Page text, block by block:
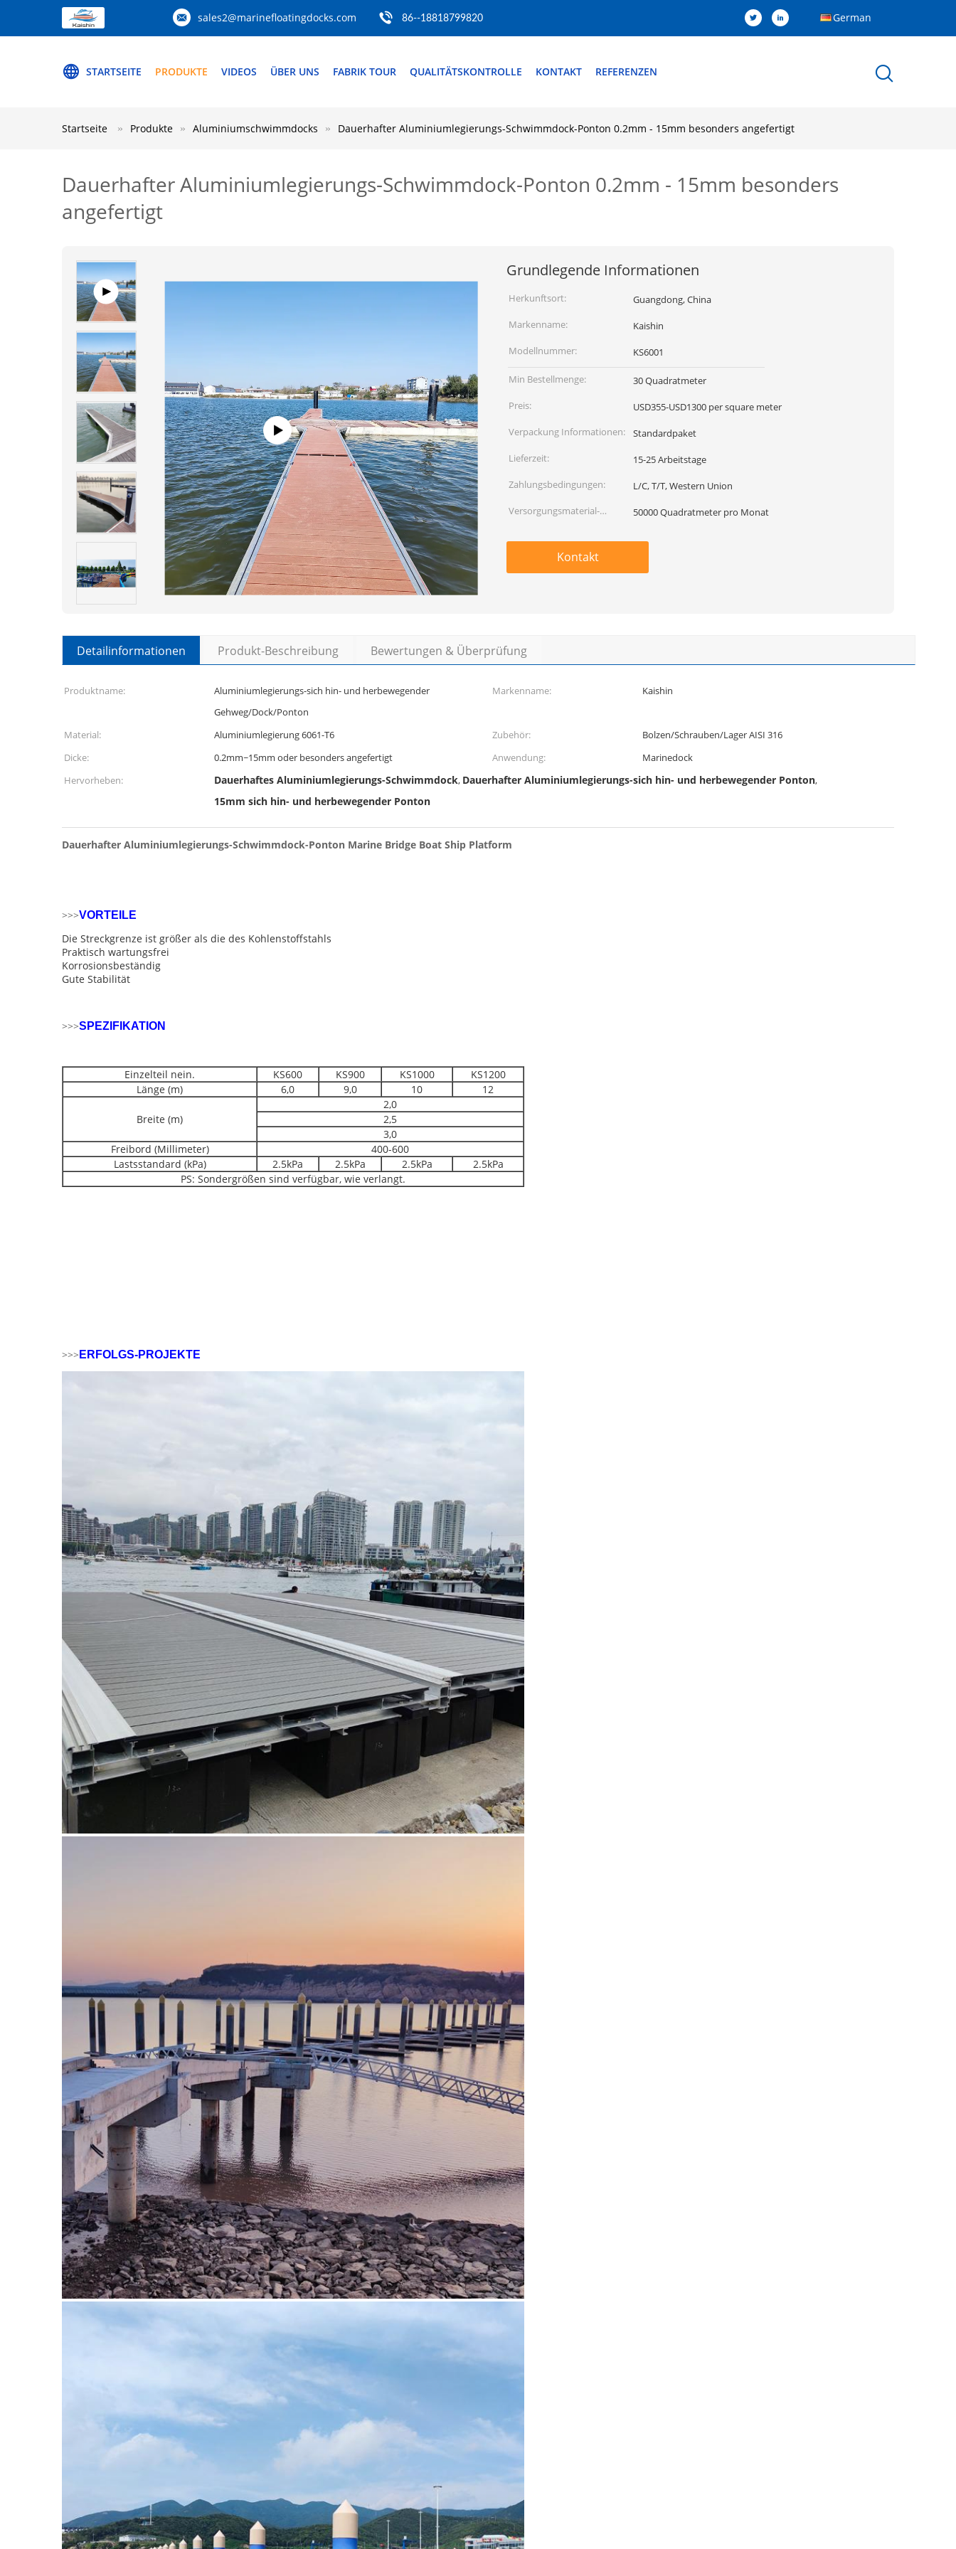
sales2@marinefloatingdocks.com 86--18818799820 German
STARTSEITE PRODUKTE VIDEOS ÜBER UNS FABRIK TOUR QUALITÄTSKONTROLLE KONTAKT REFERENZEN
Startseite Produkte Aluminiumschwimmdocks Dauerhafter Aluminiumlegierungs-Schwimmdock-Ponton 0.2mm - 15mm besonders angefertigt
Dauerhafter Aluminiumlegierungs-Schwimmdock-Ponton 0.2mm - 15mm besonders
angefertigt
Grundlegende Informationen
Herkunftsort:
Guangdong, China
Markenname:
Kaishin
Modellnummer:
KS6001
Min Bestellmenge:
30 Quadratmeter
Preis:
USD355-USD1300 per square meter
Verpackung Informationen:
Standardpaket
Lieferzeit:
15-25 Arbeitstage
Zahlungsbedingungen:
L/C, T/T, Western Union
Versorgungsmaterial-
50000 Quadratmeter pro Monat
Kontakt
Detailinformationen Produkt-Beschreibung Bewertungen & Überprüfung
Produktname:
Aluminiumlegierungs-sich hin- und herbewegender
Gehweg/Dock/Ponton
Markenname: Kaishin
Material: Aluminiumlegierung 6061-T6 Zubehör:
Bolzen/Schrauben/Lager AISI 316
Dicke:
0.2mm~15mm oder besonders angefertigt Anwendung:
Marinedock
Hervorheben:
Dauerhaftes Aluminiumlegierungs-Schwimmdock, Dauerhafter Aluminiumlegierungs-sich hin- und herbewegender Ponton,
15mm sich hin- und herbewegender Ponton
Dauerhafter Aluminiumlegierungs-Schwimmdock-Ponton Marine Bridge Boat Ship Platform
>>>VORTEILE
Die Streckgrenze ist größer als die des Kohlenstoffstahls
Praktisch wartungsfrei
Korrosionsbeständig
Gute Stabilität
>>>SPEZIFIKATION
Einzelteil nein. KS600 KS900 KS1000
KS1200
Länge (m)
6,0 9,0 10 12
Breite (m)
2,0
2,5
3,0
Freibord (Millimeter)
400-600
Lastsstandard (kPa)
2.5kPa 2.5kPa 2.5kPa
2.5kPa
PS: Sondergrößen sind verfügbar, wie verlangt.
>>> ERFOLGS-PROJEKTE